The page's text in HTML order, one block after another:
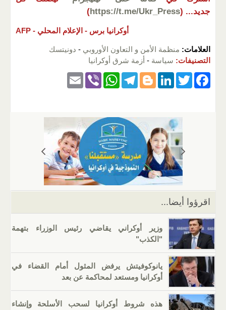
جديد... (
https://t.me/Ukr_Press
)
أوكرانيا برس - الإعلام المحلي - AFP
العلامات: منظمة الأمن و التعاون الأوروبي - دونيتسك
التصنيفات: سياسة - أزمة شرق أوكرانيا
F
k
T
er
Li
e
dI
n
Bl
g
er
T
gr
a
m
W
s
A
p
p
Vi
اقرؤوا أيضا...
وزير أوكراني يقاضي رئيس الوزراء بتهمة
"الكذب"
يانوكوفيتش يرفض المثول أمام القضاء في
أوكرانيا ومستعد لمحاكمة عن بعد
هذه شروط أوكرانيا لسحب الأسلحة وإنشاء